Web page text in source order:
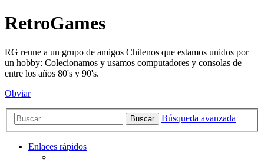
RetroGames
RG reune a un grupo de amigos Chilenos que estamos unidos por
un hobby: Colecionamos y usamos computadores y consolas de
entre los años 80's y 90's.
Obviar
Buscar Búsqueda avanzada
Enlaces rápidos